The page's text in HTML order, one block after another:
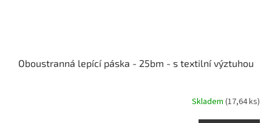
Oboustranná lepící páska - 25bm - s textilní výztuhou
Skladem (17,64 ks)